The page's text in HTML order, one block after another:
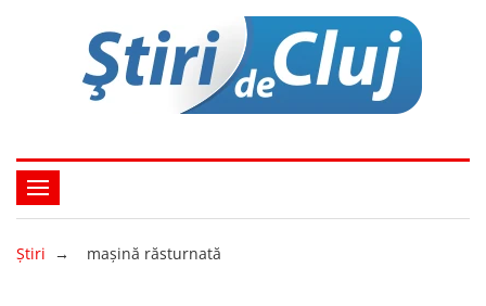
Ştiri → mașină răsturnată